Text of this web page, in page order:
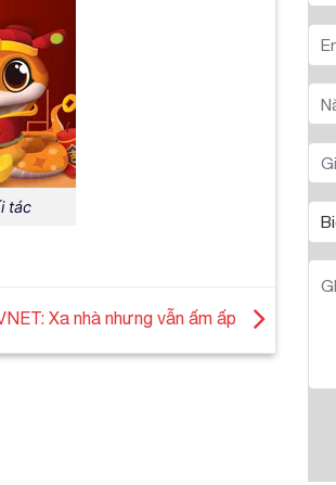
tác
Xa nhà nhưng vẫn ấm ấp